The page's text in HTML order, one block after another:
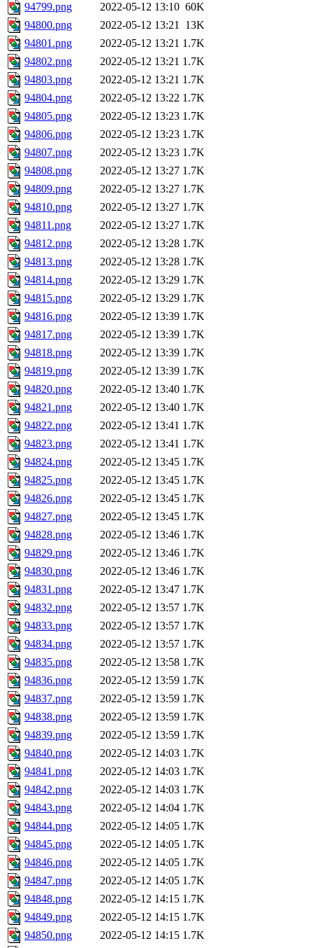
94799.png
2022-05-12 13:10 60K
94800.png
2022-05-12 13:21 13K
94801.png
2022-05-12 13:21 1.7K
94802.png
2022-05-12 13:21 1.7K
94803.png
2022-05-12 13:21 1.7K
94804.png
2022-05-12 13:22 1.7K
94805.png
2022-05-12 13:23 1.7K
94806.png
2022-05-12 13:23 1.7K
94807.png
2022-05-12 13:23 1.7K
94808.png
2022-05-12 13:27 1.7K
94809.png
2022-05-12 13:27 1.7K
94810.png
2022-05-12 13:27 1.7K
94811.png
2022-05-12 13:27 1.7K
94812.png
2022-05-12 13:28 1.7K
94813.png
2022-05-12 13:28 1.7K
94814.png
2022-05-12 13:29 1.7K
94815.png
2022-05-12 13:29 1.7K
94816.png
2022-05-12 13:39 1.7K
94817.png
2022-05-12 13:39 1.7K
94818.png
2022-05-12 13:39 1.7K
94819.png
2022-05-12 13:39 1.7K
94820.png
2022-05-12 13:40 1.7K
94821.png
2022-05-12 13:40 1.7K
94822.png
2022-05-12 13:41 1.7K
94823.png
2022-05-12 13:41 1.7K
94824.png
2022-05-12 13:45 1.7K
94825.png
2022-05-12 13:45 1.7K
94826.png
2022-05-12 13:45 1.7K
94827.png
2022-05-12 13:45 1.7K
94828.png
2022-05-12 13:46 1.7K
94829.png
2022-05-12 13:46 1.7K
94830.png
2022-05-12 13:46 1.7K
94831.png
2022-05-12 13:47 1.7K
94832.png
2022-05-12 13:57 1.7K
94833.png
2022-05-12 13:57 1.7K
94834.png
2022-05-12 13:57 1.7K
94835.png
2022-05-12 13:58 1.7K
94836.png
2022-05-12 13:59 1.7K
94837.png
2022-05-12 13:59 1.7K
94838.png
2022-05-12 13:59 1.7K
94839.png
2022-05-12 13:59 1.7K
94840.png
2022-05-12 14:03 1.7K
94841.png
2022-05-12 14:03 1.7K
94842.png
2022-05-12 14:03 1.7K
94843.png
2022-05-12 14:04 1.7K
94844.png
2022-05-12 14:05 1.7K
94845.png
2022-05-12 14:05 1.7K
94846.png
2022-05-12 14:05 1.7K
94847.png
2022-05-12 14:05 1.7K
94848.png
2022-05-12 14:15 1.7K
94849.png
2022-05-12 14:15 1.7K
94850.png
2022-05-12 14:15 1.7K